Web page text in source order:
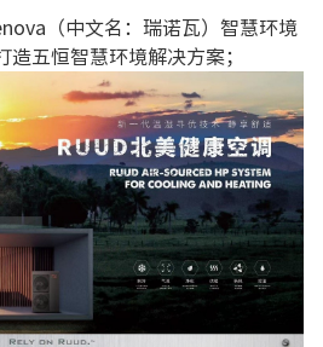
（中文名：瑞诺瓦）智慧环境
造五恒智慧环境解决方案；